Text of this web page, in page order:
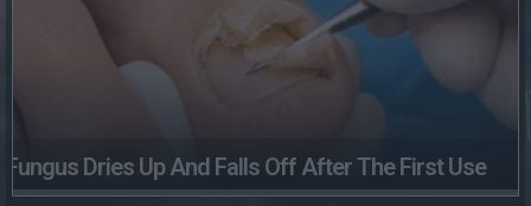
Fungus Dries Up And Falls Off After The First Use